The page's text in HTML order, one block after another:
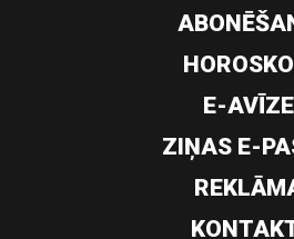
E-AVĪZE
ZIŅAS E-